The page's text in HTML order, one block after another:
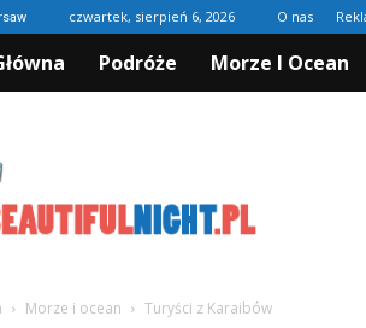
czwartek, sierpień 6, 2026 O nas
Podróże Morze I Ocean
Morze i ocean Turyści z Karaibów